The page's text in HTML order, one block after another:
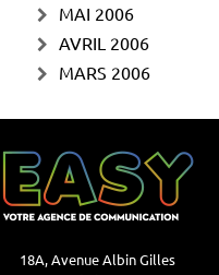
MAI 2006
AVRIL 2006
MARS 2006
18A, Avenue Albin Gilles